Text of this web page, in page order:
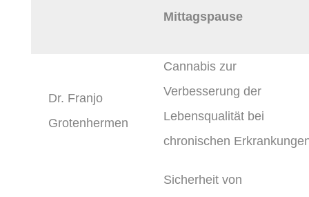
Mittagspause
Dr. Franjo
Grotenhermen
Cannabis zur
Verbesserung der
Lebensqualität bei
chronischen
Sicherheit von